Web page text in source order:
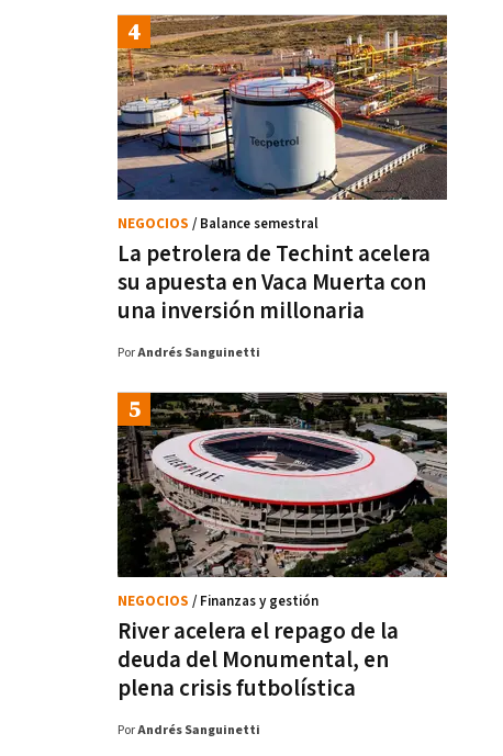
La petrolera de Techint acelera
su apuesta en Vaca Muerta con
una inversión millonaria
NEGOCIOS / Balance semestral
PorAndrés Sanguinetti
River acelera el repago de la
deuda del Monumental, en
plena crisis futbolística
NEGOCIOS / Finanzas y gestión
PorAndrés Sanguinetti